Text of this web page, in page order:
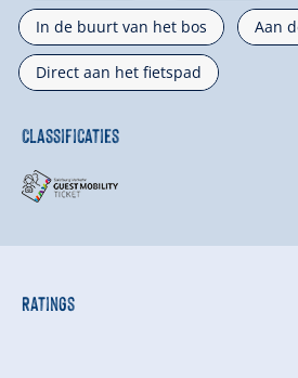
In de buurt van het bos Aan
Direct aan het fietspad
Classificaties
Ratings